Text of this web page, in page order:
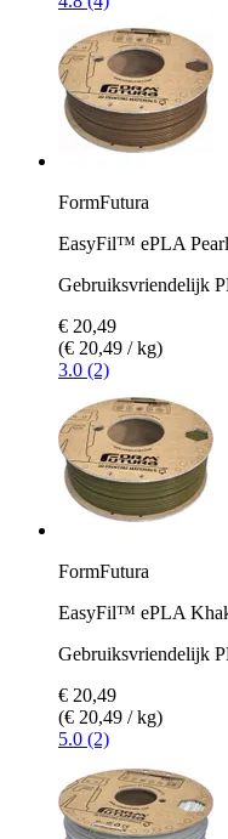
FormFutura
EasyFil™ ePLA
Gebruiksvriendelijk
€ 20,49
(€ 20,49 / kg)
3.0 (2)
FormFutura
EasyFil™ ePLA
Gebruiksvriendelijk
€ 20,49
(€ 20,49 / kg)
5.0 (2)